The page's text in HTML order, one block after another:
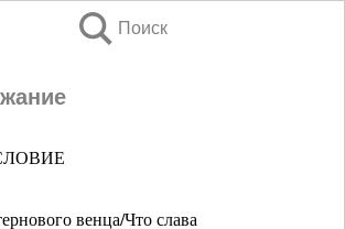
Поиск
венца/Что слава